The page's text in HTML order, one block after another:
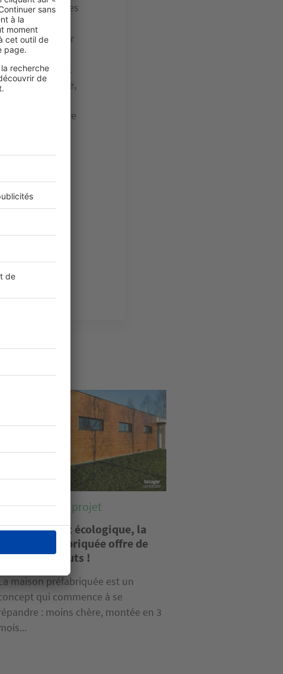
dans les pièces
d’installer
de toit pour
écologique.
de chanvre,
des
doit permettre
votre projet
chère et écologique, la
maison préfabriquée offre de
atouts !
maison préfabriquée est un
qui commence à se
: moins chère, montée en 3